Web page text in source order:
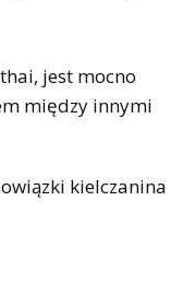
jest mocno
między innymi
kielczanina